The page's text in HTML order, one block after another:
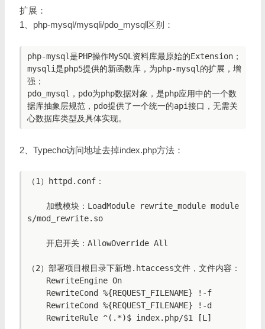
扩展：
1、php-mysql/mysqli/pdo_mysql区别：
php-mysql是PHP操作MySQL资料库最原始的Extension；
mysqli是php5提供的新函数库，为php-mysql的扩展，增
强；
pdo_mysql，pdo为php数据对象，是php应用中的一个数
据库抽象层规范，pdo提供了一个统一的api接口，无需关
2、Typecho访问地址去掉index.php方法：
（1）httpd.conf：
s/mod_rewrite.so
（2）部署项目根目录下新增.htaccess文件，文件内容：